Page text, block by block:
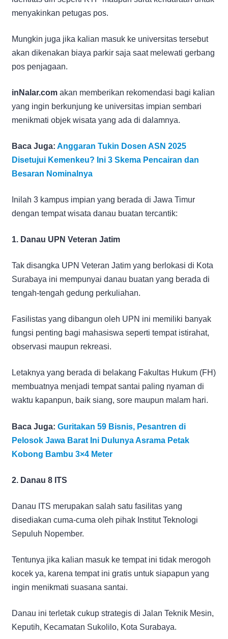
menyakinkan petugas pos.
Mungkin juga jika kalian masuk ke universitas tersebut
akan dikenakan biaya parkir saja saat melewati gerbang
pos penjagaan.
inNalar.com akan memberikan rekomendasi bagi kalian
yang ingin berkunjung ke universitas impian sembari
menikmati objek wisata yang ada di dalamnya.
Baca Juga: Anggaran Tukin Dosen ASN 2025
Disetujui Kemenkeu? Ini 3 Skema Pencairan dan
Besaran Nominalnya
Inilah 3 kampus impian yang berada di Jawa Timur
dengan tempat wisata danau buatan tercantik:
1. Danau UPN Veteran Jatim
Tak disangka UPN Veteran Jatim yang berlokasi di Kota
Surabaya ini mempunyai danau buatan yang berada di
tengah-tengah gedung perkuliahan.
Fasilistas yang dibangun oleh UPN ini memiliki banyak
fungsi penting bagi mahasiswa seperti tempat istirahat,
observasi maupun rekreasi.
Letaknya yang berada di belakang Fakultas Hukum (FH)
membuatnya menjadi tempat santai paling nyaman di
waktu kapanpun, baik siang, sore maupun malam hari.
Baca Juga: Guritakan 59 Bisnis, Pesantren di
Pelosok Jawa Barat Ini Dulunya Asrama Petak
Kobong Bambu 3×4 Meter
2. Danau 8 ITS
Danau ITS merupakan salah satu fasilitas yang
disediakan cuma-cuma oleh pihak Institut Teknologi
Sepuluh Nopember.
Tentunya jika kalian masuk ke tempat ini tidak merogoh
kocek ya, karena tempat ini gratis untuk siapapun yang
ingin menikmati suasana santai.
Danau ini terletak cukup strategis di Jalan Teknik Mesin,
Keputih, Kecamatan Sukolilo, Kota Surabaya.